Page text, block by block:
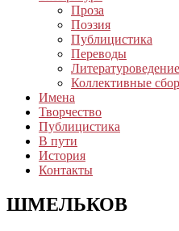
Проза
Поэзия
Публицистика
Переводы
Литературоведение
Коллективные
Имена
Творчество
Публицистика
В пути
История
Контакты
ШМЕЛЬКОВ